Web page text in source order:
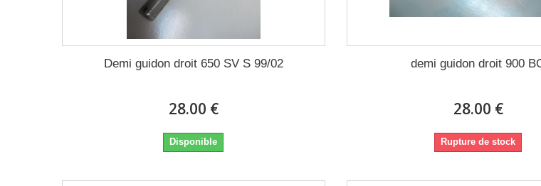
Demi guidon droit 650 SV S 99/02
28.00 €
Disponible
demi guidon droit 900
28.00 €
Rupture de stock